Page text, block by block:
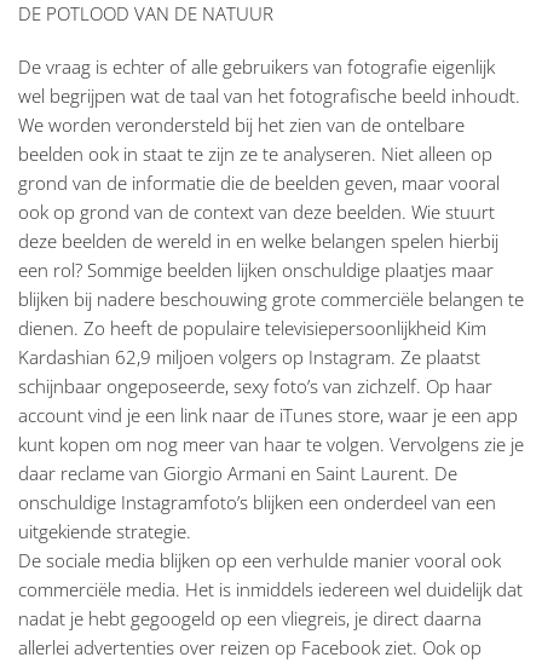
DE POTLOOD VAN DE NATUUR
De vraag is echter of alle gebruikers van fotografie eigenlijk
wel begrijpen wat de taal van het fotografische beeld inhoudt.
We worden verondersteld bij het zien van de ontelbare
beelden ook in staat te zijn ze te analyseren. Niet alleen op
grond van de informatie die de beelden geven, maar vooral
ook op grond van de context van deze beelden. Wie stuurt
deze beelden de wereld in en welke belangen spelen hierbij
een rol? Sommige beelden lijken onschuldige plaatjes maar
blijken bij nadere beschouwing grote commerciële belangen te
dienen. Zo heeft de populaire televisiepersoonlijkheid Kim
Kardashian 62,9 miljoen volgers op Instagram. Ze plaatst
schijnbaar ongeposeerde, sexy foto’s van zichzelf. Op haar
account vind je een link naar de iTunes store, waar je een app
kunt kopen om nog meer van haar te volgen. Vervolgens zie je
daar reclame van Giorgio Armani en Saint Laurent. De
onschuldige Instagramfoto’s blijken een onderdeel van een
uitgekiende strategie.
De sociale media blijken op een verhulde manier vooral ook
commerciële media. Het is inmiddels iedereen wel duidelijk dat
nadat je hebt gegoogeld op een vliegreis, je direct daarna
allerlei advertenties over reizen op Facebook ziet. Ook op